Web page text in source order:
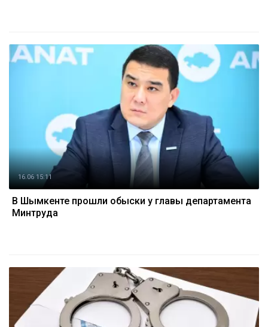
16.06 15:11
В Шымкенте прошли обыски у главы департамента
Минтруда